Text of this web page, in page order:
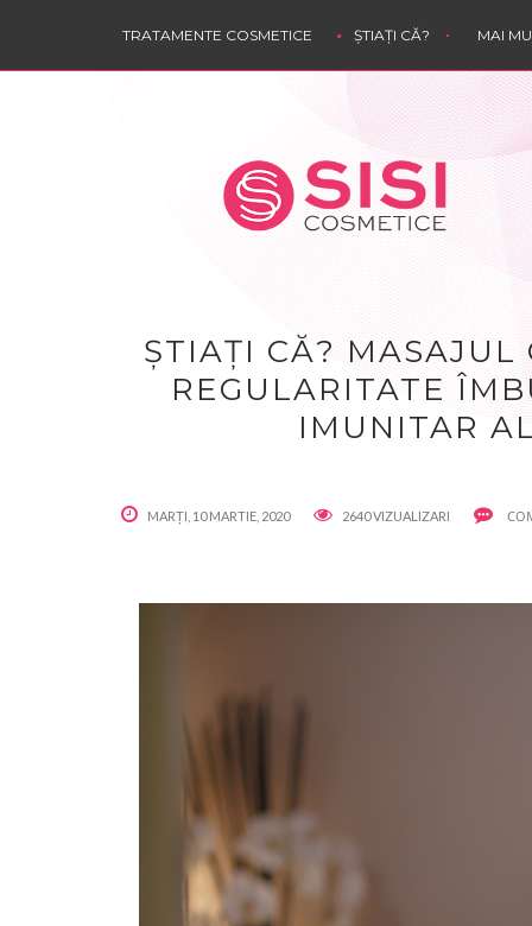
TRATAMENTE COSMETICE ȘTIAȚI CĂ? MAI
ȘTIAȚI CĂ? MASAJUL
REGULARITATE
IMUNITAR
MARȚI, 10 MARTIE, 2020 2640 VIZUALIZARI